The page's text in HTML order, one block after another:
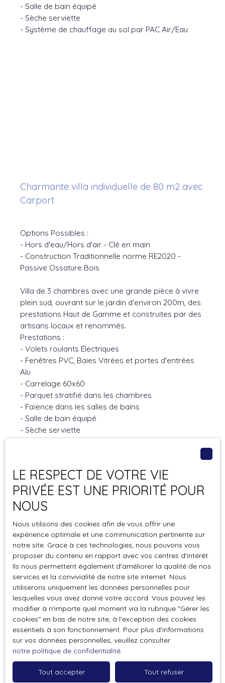
- Salle de bain équipé
- Sèche serviette
- Système de chauffage au sol par PAC Air/Eau
Charmante villa individuelle de 80 m2 avec
Carport
Options Possibles :
- Hors d'eau/Hors d'air - Clé en main
- Construction Traditionnelle norme RE2020 -
Passive Ossature Bois
Villa de 3 chambres avec une grande pièce à vivre
plein sud, ouvrant sur le jardin d'environ 200m, des
prestations Haut de Gamme et construites par des
artisans locaux et renommés.
Prestations :
- Volets roulants Électriques
- Fenêtres PVC, Baies Vitrées et portes d'entrées
Alu
- Carrelage 60x60
- Parquet stratifié dans les chambres
- Faïence dans les salles de bains
- Salle de bain équipé
- Sèche serviette
- Système de chauffage Poêle à Granules
MOT DE L'ARCHITECTE
"Entre urbanité et nature, la résidence "Clos Des
Nattes" vient s'intégrer dans ce contexte, offrant
aux habitations à la fois la vue vers le paysage et la
proximité avec les commerces.
Dans une enveloppe simple, reprenant la typologie
LE RESPECT DE VOTRE VIE
PRIVÉE EST UNE PRIORITÉ POUR
NOUS
Nous utilisons des cookies afin de vous offrir une
expérience optimale et une communication pertinente sur
notre site. Grace à ces technologies, nous pouvons vous
proposer du contenu en rapport avec vos centres d'intérêt.
Ils nous permettent également d'améliorer la qualité de nos
services et la convivialité de notre site internet. Nous
utiliserons uniquement les données personnelles pour
lesquelles vous avez donné votre accord. Vous pouvez les
modifier à n'importe quel moment via la rubrique ″Gérer les
cookies″ en bas de notre site, à l'exception des cookies
essentiels à son fonctionnement. Pour plus d'informations
sur vos données personnelles, veuillez consulter
notre politique de confidentialité.
Tout accepter Tout refuser